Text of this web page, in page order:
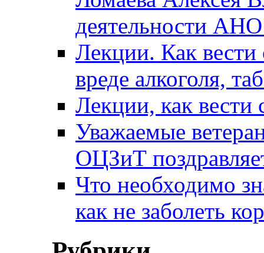
деятельности
Лекции. Как вести
вреде алкоголя,
Лекции, как вести
Уважаемые
ОЦЗиТ
Что необходимо
как не заболеть